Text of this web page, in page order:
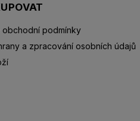
podmínky
a zpracování osobních údajů